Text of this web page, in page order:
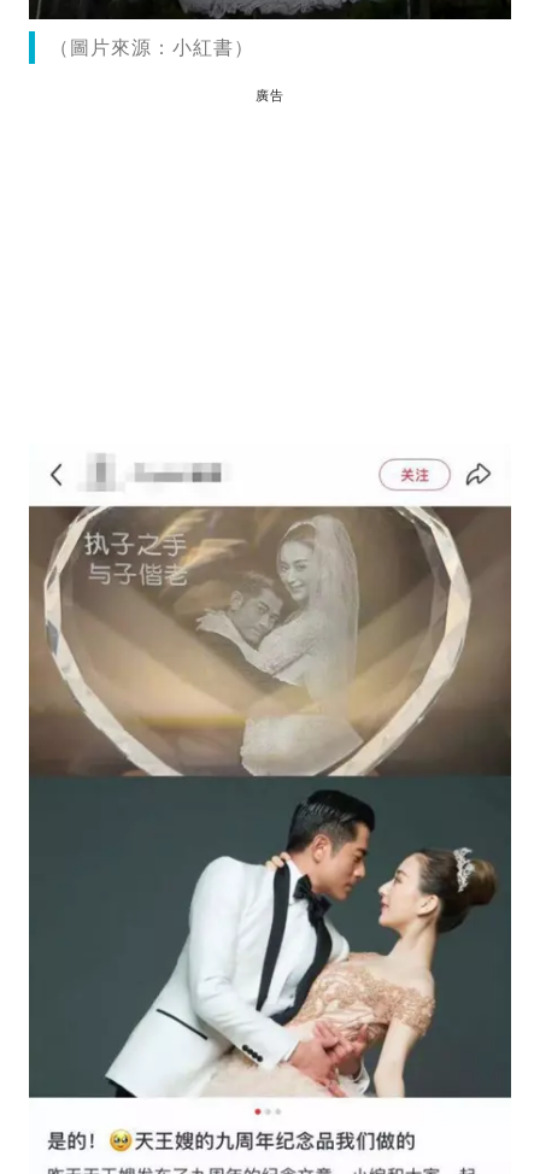
（圖片來源：小紅書）
廣告